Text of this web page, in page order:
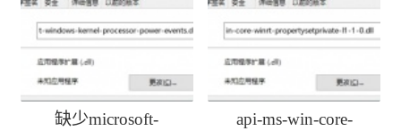
缺少microsoft-
api-ms-win-core-